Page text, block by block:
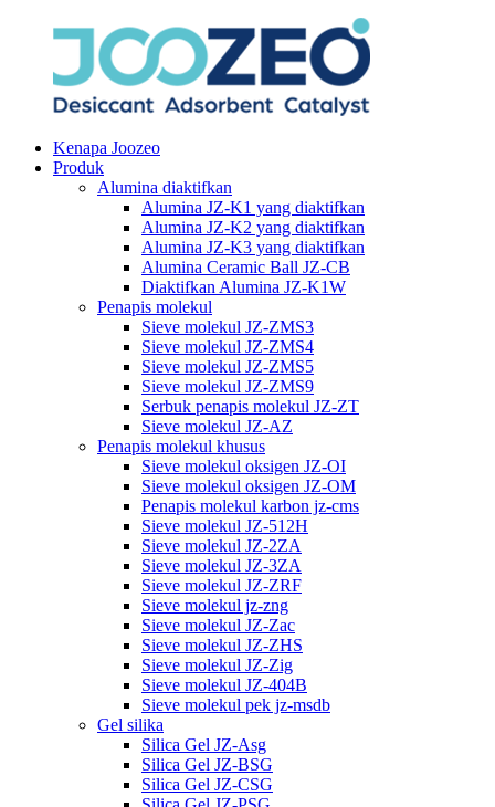
Kenapa Joozeo
Produk
Alumina diaktifkan
Alumina JZ-K1 yang diaktifkan
Alumina JZ-K2 yang diaktifkan
Alumina JZ-K3 yang diaktifkan
Alumina Ceramic Ball JZ-CB
Diaktifkan Alumina JZ-K1W
Penapis molekul
Sieve molekul JZ-ZMS3
Sieve molekul JZ-ZMS4
Sieve molekul JZ-ZMS5
Sieve molekul JZ-ZMS9
Serbuk penapis molekul JZ-ZT
Sieve molekul JZ-AZ
Penapis molekul khusus
Sieve molekul oksigen JZ-OI
Sieve molekul oksigen JZ-OM
Penapis molekul karbon jz-cms
Sieve molekul JZ-512H
Sieve molekul JZ-2ZA
Sieve molekul JZ-3ZA
Sieve molekul JZ-ZRF
Sieve molekul jz-zng
Sieve molekul JZ-Zac
Sieve molekul JZ-ZHS
Sieve molekul JZ-Zig
Sieve molekul JZ-404B
Sieve molekul pek jz-msdb
Gel silika
Silica Gel JZ-Asg
Silica Gel JZ-BSG
Silica Gel JZ-CSG